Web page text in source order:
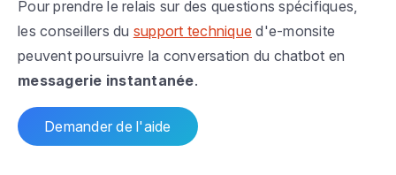
Pour prendre le relais sur des questions spécifiques,
les conseillers du support technique d'e-monsite
peuvent poursuivre la conversation du chatbot en
messagerie instantanée.
Demander de l'aide